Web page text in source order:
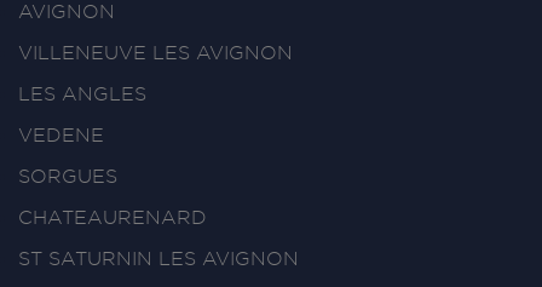
AVIGNON
VILLENEUVE LES AVIGNON
LES ANGLES
VEDENE
SORGUES
CHATEAURENARD
ST SATURNIN LES AVIGNON